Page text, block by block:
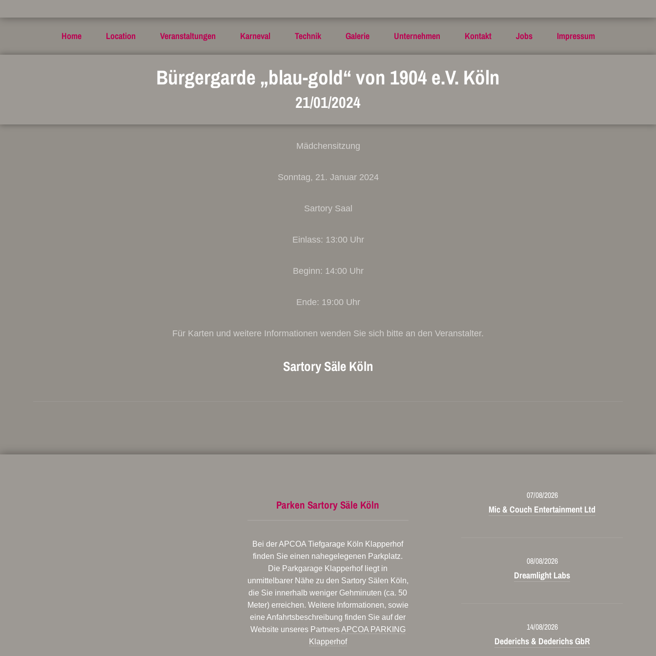
Home Location Veranstaltungen Karneval Technik Galerie Unternehmen Kontakt Jobs Impressum
Bürgergarde „blau-gold“ von 1904 e.V. Köln
21/01/2024
Mädchensitzung
Sonntag, 21. Januar 2024
Sartory Saal
Einlass: 13:00 Uhr
Beginn: 14:00 Uhr
Ende: 19:00 Uhr
Für Karten und weitere Informationen wenden Sie sich bitte an den Veranstalter.
Sartory Säle Köln
Parken Sartory Säle Köln
Bei der APCOA Tiefgarage Köln Klapperhof
finden Sie einen nahegelegenen Parkplatz.
Die Parkgarage Klapperhof liegt in
unmittelbarer Nähe zu den Sartory Sälen Köln,
die Sie innerhalb weniger Gehminuten (ca. 50
Meter) erreichen. Weitere Informationen, sowie
eine Anfahrtsbeschreibung finden Sie auf der
Website unseres PartnersAPCOA PARKING
Klapperhof
07/08/2026
Mic & Couch Entertainment Ltd
08/08/2026
Dreamlight Labs
14/08/2026
Dederichs & Dederichs GbR